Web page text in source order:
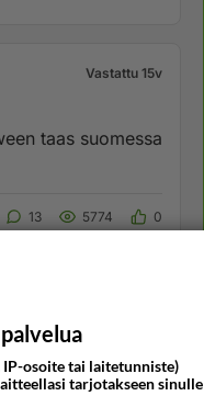
Vastattu 15v
13 5774 0
osoite tai laitetunniste)
tarjotakseen sinulle